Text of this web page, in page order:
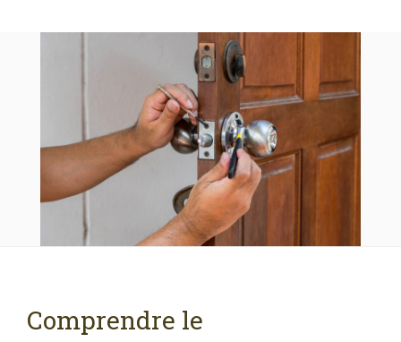
Comprendre le